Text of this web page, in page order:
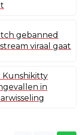
gebanned
viraal gaat
Kunshikitty
in